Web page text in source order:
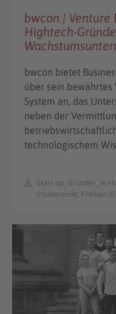
bwcon |
Hightech-
bwcon bietet
über sein
System an, das
neben der
technologischem
Start-up, Gründer_in
Studierende,